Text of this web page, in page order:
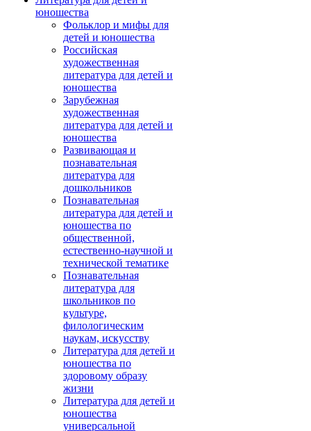
юношества
Фольклор и мифы для
детей и юношества
Российская
художественная
литература для детей и
юношества
Зарубежная
художественная
литература для детей и
юношества
Развивающая и
познавательная
литература для
дошкольников
Познавательная
литература для детей и
юношества по
общественной,
естественно-научной и
технической тематике
Познавательная
литература для
школьников по
культуре,
филологическим
наукам, искусству
Литература для детей и
юношества по
здоровому образу
жизни
Литература для детей и
юношества
универсальной